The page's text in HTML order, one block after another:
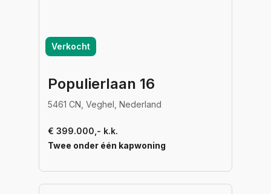
Verkocht
Populierlaan 16
5461 CN, Veghel, Nederland
€ 399.000,- k.k.
Twee onder één kapwoning